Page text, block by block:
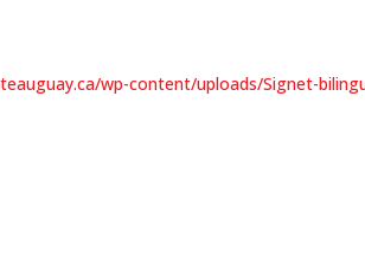
wp-content/uploads/Signet-